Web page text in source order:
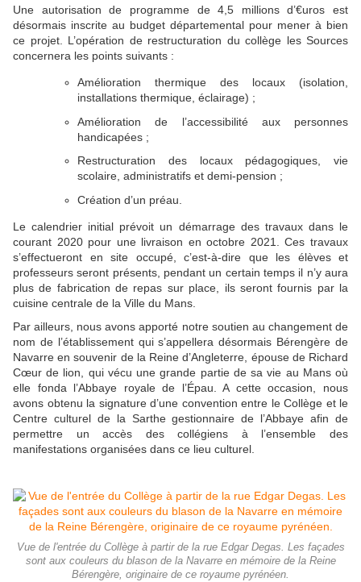
Une autorisation de programme de 4,5 millions d’€uros est
désormais inscrite au budget départemental pour mener à bien
ce projet. L’opération de restructuration du collège les Sources
concernera les points suivants :
Amélioration thermique des locaux (isolation,
installations thermique, éclairage) ;
Amélioration de l’accessibilité aux personnes
handicapées ;
Restructuration des locaux pédagogiques, vie
scolaire, administratifs et demi-pension ;
Création d’un préau.
Le calendrier initial prévoit un démarrage des travaux dans le
courant 2020 pour une livraison en octobre 2021. Ces travaux
s’effectueront en site occupé, c’est-à-dire que les élèves et
professeurs seront présents, pendant un certain temps il n’y aura
plus de fabrication de repas sur place, ils seront fournis par la
cuisine centrale de la Ville du Mans.
Par ailleurs, nous avons apporté notre soutien au changement de
nom de l’établissement qui s’appellera désormais Bérengère de
Navarre en souvenir de la Reine d’Angleterre, épouse de Richard
Cœur de lion, qui vécu une grande partie de sa vie au Mans où
elle fonda l’Abbaye royale de l’Épau. A cette occasion, nous
avons obtenu la signature d’une convention entre le Collège et le
Centre culturel de la Sarthe gestionnaire de l’Abbaye afin de
permettre un accès des collégiens à l’ensemble des
manifestations organisées dans ce lieu culturel.
Vue de l'entrée du Collège à partir de la rue Edgar Degas. Les façades
sont aux couleurs du blason de la Navarre en mémoire de la Reine
Bérengère, originaire de ce royaume pyrénéen.